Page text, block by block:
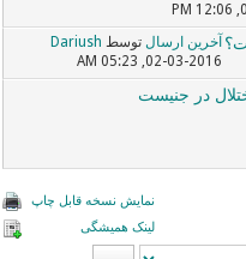
آخرین ارسال توسط Dariush
02-03-2016, 05:23 AM
در جنیست
نمایش نسخه قابل چاپ
لینک همیشگی